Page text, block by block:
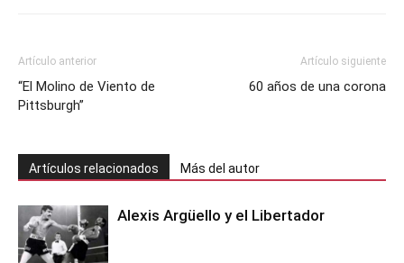
Artículo anterior
“El Molino de Viento de
Pittsburgh”
Artículo siguiente
60 años de una corona
Artículos relacionados Más del autor
Alexis Argüello y el Libertador